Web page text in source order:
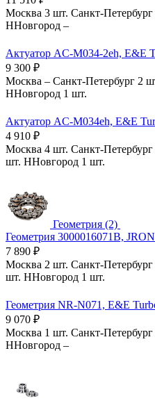
Москва 3 шт. Санкт-Петербург
ННовгород –
Актуатор AC-M034-2eh, E&E
9 300 ₽
Москва – Санкт-Петербург 2
ННовгород 1 шт.
Актуатор AC-M034eh, E&E
4 910 ₽
Москва 4 шт. Санкт-Петербург
шт. ННовгород 1 шт.
Геометрия (2)
Геометрия 3000016071B,
7 890 ₽
Москва 2 шт. Санкт-Петербург
шт. ННовгород 1 шт.
Геометрия NR-N071, E&E
9 070 ₽
Москва 1 шт. Санкт-Петербург
ННовгород –